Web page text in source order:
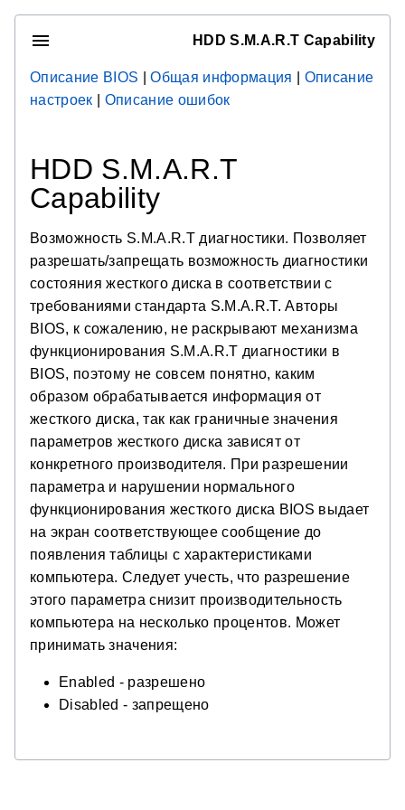
HDD S.M.A.R.T Capability
Описание BIOS |Общая информация
Описание
настроек
Описание ошибок
HDD S.M.A.R.T
Capability
Возможность S.M.A.R.T диагностики. Позволяет
разрешать/запрещать возможность диагностики
состояния жесткого диска в соответствии с
требованиями стандарта S.M.A.R.T. Авторы
BIOS, к сожалению, не раскрывают механизма
функционирования S.M.A.R.T диагностики в
BIOS, поэтому не совсем понятно, каким
образом обрабатывается информация от
жесткого диска, так как граничные значения
параметров жесткого диска зависят от
конкретного производителя. При разрешении
параметра и нарушении нормального
функционирования жесткого диска BIOS выдает
на экран соответствующее сообщение до
появления таблицы с характеристиками
компьютера. Следует учесть, что разрешение
этого параметра снизит производительность
компьютера на несколько процентов. Может
принимать значения:
Enabled - разрешено
Disabled - запрещено